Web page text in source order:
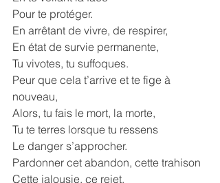
Pour te protéger.
En arrêtant de vivre, de respirer,
En état de survie permanente,
Tu vivotes, tu suffoques.
Peur que cela t’arrive et te fige à
nouveau,
Alors, tu fais le mort, la morte,
Tu te terres lorsque tu ressens
Le danger s’approcher.
Pardonner cet abandon, cette trahison
Cette jalousie, ce rejet,